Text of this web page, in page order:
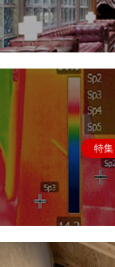
特集